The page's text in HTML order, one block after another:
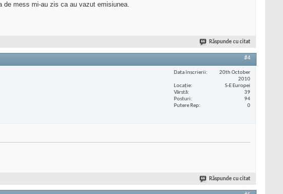
de mess mi-au zis ca au vazut emisiunea.
Răspunde cu citat
#4
Data înscrierii
20th October
2010
Locaţie
S-E Europei
Vârstă
39
Posturi
94
Putere Rep
0
Răspunde cu citat